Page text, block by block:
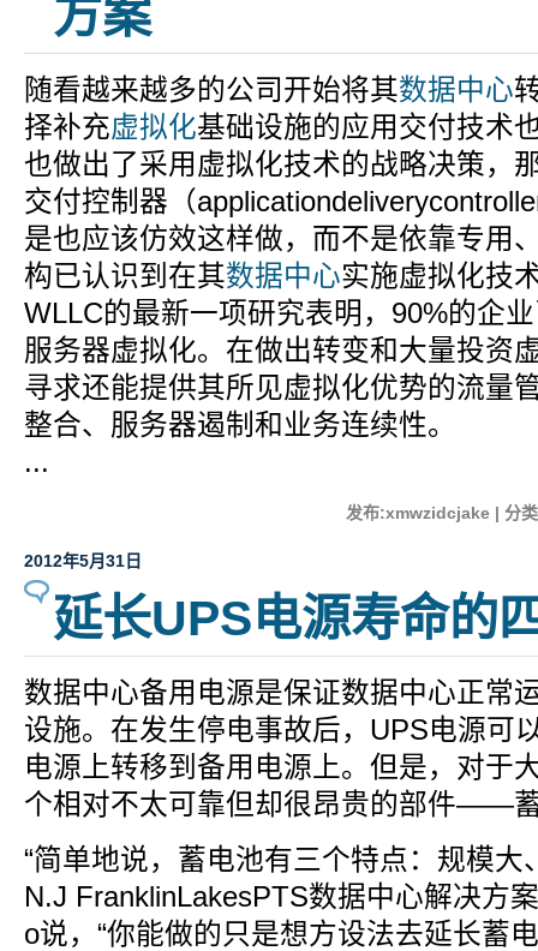
方案
随看越来越多的公司开始将其数据中心
择补充虚拟化基础设施的应用交付技术
也做出了采用虚拟化技术的战略决策，
交付控制器（
是也应该仿效这样做，而不是依靠专用
构已认识到在其数据中心实施虚拟化技
WLLC的最新一项研究表明，90%的企
服务器虚拟化。在做出转变和大量投资
寻求还能提供其所见虚拟化优势的流量
整合、服务器遏制和业务连续性。
...
发布:xmwzidcjake | 分
2012年5月31日
延长UPS电源寿命的
数据中心备用电源是保证数据中心正常
设施。在发生停电事故后，UPS电源可
电源上转移到备用电源上。但是，对于
个相对不太可靠但却很昂贵的部件——
“简单地说，蓄电池有三个特点：规模大
N.J FranklinLakesPTS数据中心解决方
o说，“你能做的只是想方设法去延长蓄